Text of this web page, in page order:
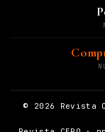
© 2026 Revista